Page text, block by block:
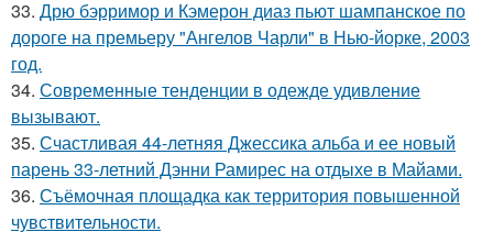
33. Дрю бэрримор и Кэмерон диаз пьют шампанское по
дороге на премьеру "Ангелов Чарли" в Нью-йорке, 2003
год.
34. Современные тенденции в одежде удивление
вызывают.
35. Счастливая 44-летняя Джессика альба и ее новый
парень 33-летний Дэнни Рамирес на отдыхе в Майами.
36. Съёмочная площадка как территория повышенной
чувствительности.